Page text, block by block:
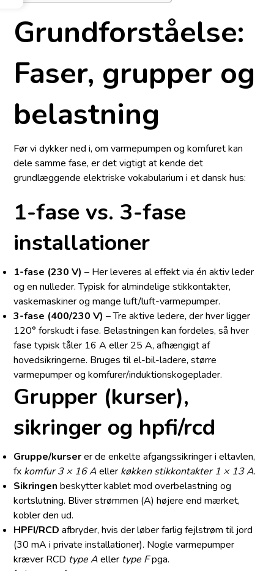
Grundforståelse:
Faser, grupper og
belastning
Før vi dykker ned i, om varmepumpen og komfuret kan
dele samme fase, er det vigtigt at kende det
grundlæggende elektriske vokabularium i et dansk hus:
1-fase vs. 3-fase
installationer
1-fase (230 V) – Her leveres al effekt via én aktiv leder
og en nulleder. Typisk for almindelige stikkontakter,
vaskemaskiner og mange luft/luft-varmepumper.
3-fase (400/230 V) – Tre aktive ledere, der hver ligger
120° forskudt i fase. Belastningen kan fordeles, så hver
fase typisk tåler 16 A eller 25 A, afhængigt af
hovedsikringerne. Bruges til el-bil-ladere, større
varmepumper og komfurer/induktionskogeplader.
Grupper (kurser),
sikringer og hpfi/rcd
Gruppe/kurserer de enkelte afgangssikringer i eltavlen,
fx komfur 3 × 16 Aeller køkken stikkontakter 1 × 13 A.
Sikringen beskytter kablet mod overbelastning og
kortslutning. Bliver strømmen (A) højere end mærket,
kobler den ud.
HPFI/RCD afbryder, hvis der løber farlig fejlstrøm til jord
(30 mA i private installationer). Nogle varmepumper
kræver RCD type Aeller type Fpga.